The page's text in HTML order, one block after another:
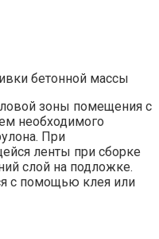
бетонной массы
зоны помещения с
необходимого
При
ленты при сборке
слой на подложке.
с помощью клея или